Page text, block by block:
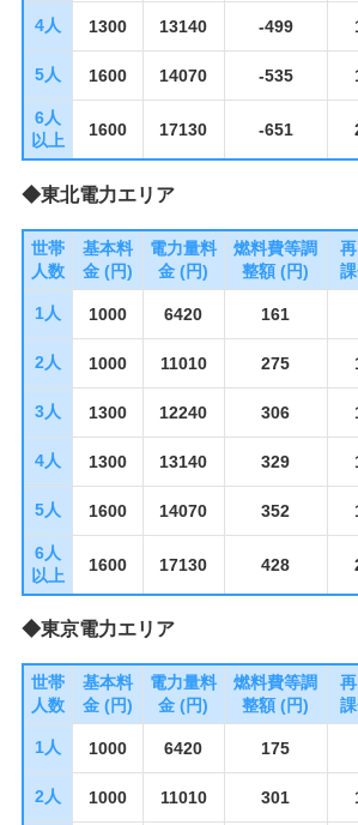
4人 1300 13140 -499
5人 1600 14070 -535
6人
以上
1600 17130 -651
◆東北電力エリア
世帯
人数
基本料
金 (円)
電力量料
金 (円)
燃料費等調
整額 (円)
1人 1000 6420 161
2人 1000 11010 275
3人 1300 12240 306
4人 1300 13140 329
5人 1600 14070 352
6人
以上
1600 17130 428
◆東京電力エリア
世帯
人数
基本料
金 (円)
電力量料
金 (円)
燃料費等調
整額 (円)
1人 1000 6420 175
2人 1000 11010 301